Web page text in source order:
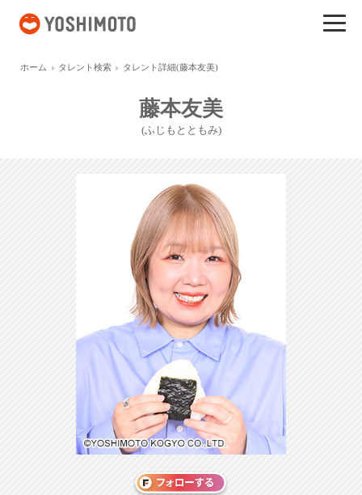
ホーム タレント検索 タレント詳細(藤本友美)
藤本友美
(ふじもとともみ)